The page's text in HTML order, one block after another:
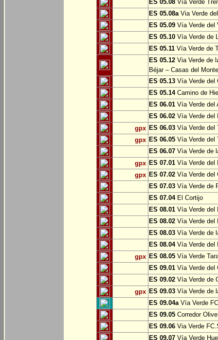
ES 05.08 Vía Verde
ES 05.08aVia Verde
ES 05.09 Vía Verde del
ES 05.10 Vía Verde de
ES 05.11 Vía Verde de
ES 05.12 Via Verde de
Béjar – Casas del Monte
ES 05.13 Vía Verde del
ES 05.14Camino de
ES 06.01 Vía Verde del
ES 06.02 Vía Verde del
gpx ES 06.03 Vía Verde del
gpx ES 06.05 Vía Verde del
ES 06.07 Vìa Verde de
gpx ES 07.01 Vía Verde del
gpx ES 07.02 Vía Verde del
ES 07.03 Vía Verde de
ES 07.04El Cortijo
ES 08.01 Vía Verde del
ES 08.02 Vía Verde del
ES 08.03 Vía Verde de
ES 08.04Vía Verde del
gpx ES 08.05 Vía Verde
ES 09.01 Vía Verde del
ES 09.02 Vía Verde de
gpx ES 09.03 Vía Verde de
ES 09.04aVía Verde
ES 09.05 Corredor
ES 09.06 Via Verde
ES 09.07 Vía Verde